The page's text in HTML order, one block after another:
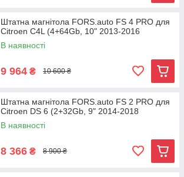
Штатна магнітола FORS.auto FS 4 PRO для
Citroen C4L (4+64Gb, 10" 2013-2016
В наявності
9 964 ₴ 10 600 ₴
Штатна магнітола FORS.auto FS 2 PRO для
Citroen DS 6 (2+32Gb, 9" 2014-2018
В наявності
8 366 ₴ 8 900 ₴